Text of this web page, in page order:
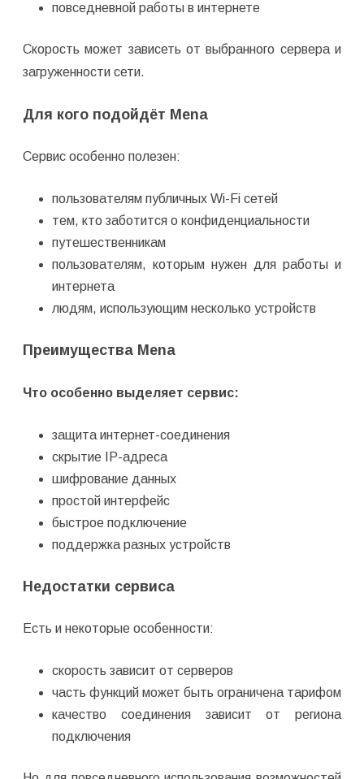
повседневной работы в интернете
Скорость может зависеть от выбранного сервера и
загруженности сети.
Для кого подойдёт Mena
Сервис особенно полезен:
пользователям публичных Wi-Fi сетей
тем, кто заботится о конфиденциальности
путешественникам
пользователям, которым нужен для работы и
интернета
людям, использующим несколько устройств
Преимущества Mena
Что особенно выделяет сервис:
защита интернет-соединения
скрытие IP-адреса
шифрование данных
простой интерфейс
быстрое подключение
поддержка разных устройств
Недостатки сервиса
Есть и некоторые особенности:
скорость зависит от серверов
часть функций может быть ограничена тарифом
качество соединения зависит от региона
подключения